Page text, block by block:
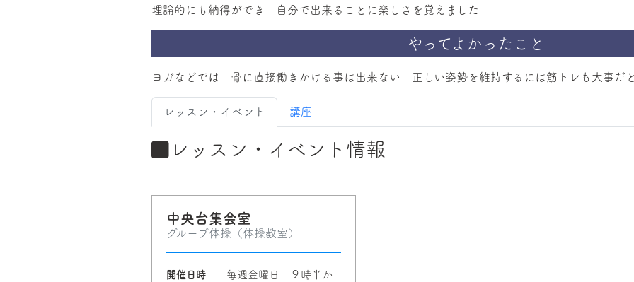
理論的にも納得ができ 自分で出来ることに楽しさを覚えました
やってよかったこと
ヨガなどでは 骨に直接働きかける事は出来ない 正しい姿勢を維持するには筋トレも大事だ
レッスン・イベント 講座
レッスン・イベント情報
中央台集会室
グループ体操（体操教室）
開催日時
毎週金曜日 ９時半か